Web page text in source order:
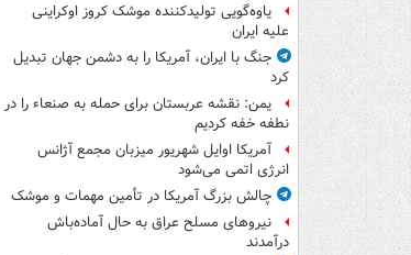
یاوه‌گویی تولیدکننده موشک کروز اوکراینی
علیه ایران
جنگ با ایران، آمریکا را به دشمن جهان تبدیل
کرد
یمن: نقشه عربستان برای حمله به صنعاء را در
نطفه خفه کردیم
آمریکا اوایل شهریور میزبان مجمع آژانس
انرژی اتمی می‌شود
چالش بزرگ آمریکا در تأمین مهمات و موشک
نیروهای مسلح عراق به حال آماده‌باش
درآمدند